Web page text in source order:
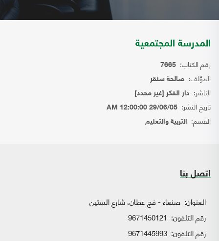
المدرسة المجتمعية
رقم الكتاب: 7665
المؤلف: صالحة سنقر
الناشر: دار الفكر [غير محدد]
تاريخ النشر: 29/06/05 12:00:00 AM
القسم: التربية والتعليم
اتصل بنا
العنوان: صنعاء - فج عطان، شارع الستين
رقم التلفون: 9671450121
رقم التلفون: 9671445993